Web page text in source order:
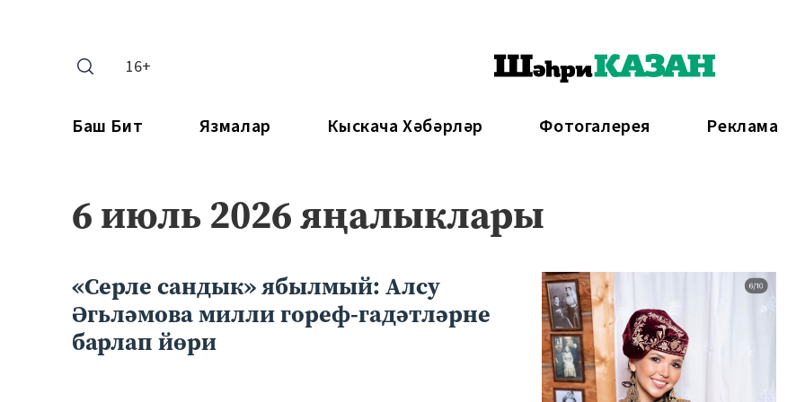
16+
Баш Бит Язмалар Кыскача Хәбәрләр Фотогалерея Реклама
6 июль 2026 яңалыклары
«Серле сандык» ябылмый: Алсу
Әгьләмова милли гореф-гадәтләрне
барлап йөри